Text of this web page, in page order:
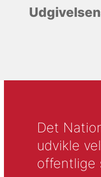
Det
udvikle
offentlige